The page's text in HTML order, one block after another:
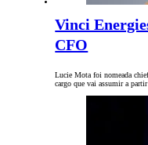
Vinci
CFO
Lucie Mota foi nomeada
cargo que vai assumir a